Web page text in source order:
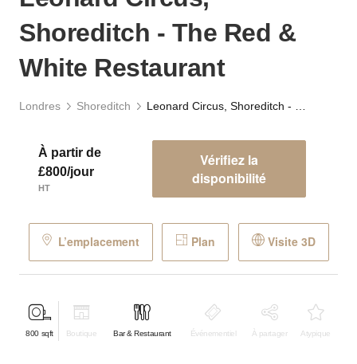
Shoreditch - The Red &
White Restaurant
Londres Shoreditch
À partir de
£800/jour
HT
Vérifiez la
disponibilité
L’emplacement Plan Visite 3D
800 sqft Boutique Bar & Restaurant Événementiel À partager Atypique